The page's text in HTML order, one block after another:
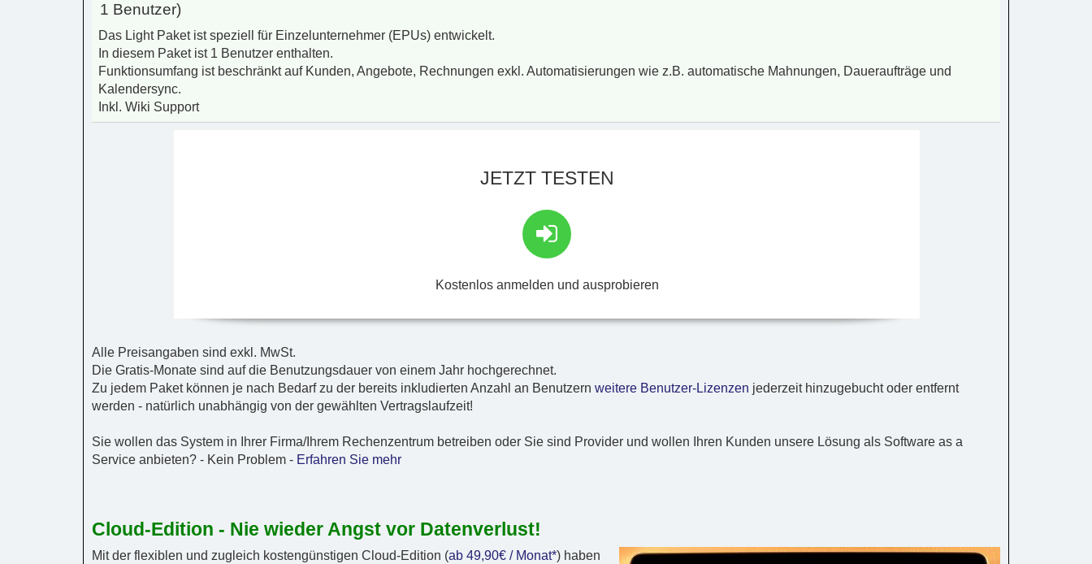
1 Benutzer)
Das Light Paket ist speziell für Einzelunternehmer (EPUs) entwickelt.
In diesem Paket ist 1 Benutzer enthalten.
Funktionsumfang ist beschränkt auf Kunden, Angebote, Rechnungen exkl. Automatisierungen wie z.B. automatische Mahnungen, Daueraufträge und
Kalendersync.
Inkl. Wiki Support
JETZT TESTEN
Kostenlos anmelden und ausprobieren
Alle Preisangaben sind exkl. MwSt.
Die Gratis-Monate sind auf die Benutzungsdauer von einem Jahr hochgerechnet.
Zu jedem Paket können je nach Bedarf zu der bereits inkludierten Anzahl an Benutzern weitere Benutzer-Lizenzen jederzeit hinzugebucht oder entfernt
werden - natürlich unabhängig von der gewählten Vertragslaufzeit!
Sie wollen das System in Ihrer Firma/Ihrem Rechenzentrum betreiben oder Sie sind Provider und wollen Ihren Kunden unsere Lösung als Software as a
Service anbieten? - Kein Problem - Erfahren Sie mehr
Cloud-Edition - Nie wieder Angst vor Datenverlust!
Mit der flexiblen und zugleich kostengünstigen Cloud-Edition (ab 49,90€ / Monat*) haben